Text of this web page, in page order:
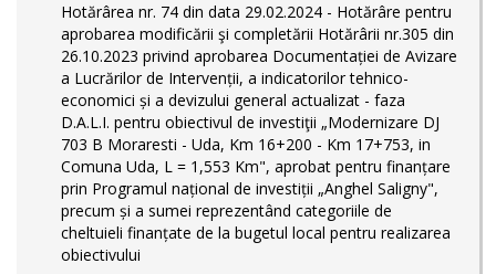
Hotărârea nr. 74 din data 29.02.2024 - Hotărâre pentru
aprobarea modificării şi completării Hotărârii nr.305 din
26.10.2023 privind aprobarea Documentației de Avizare
a Lucrărilor de Intervenții, a indicatorilor tehnico-
economici și a devizului general actualizat - faza
D.A.L.I. pentru obiectivul de investiţii „Modernizare DJ
703 B Moraresti - Uda, Km 16+200 - Km 17+753, in
Comuna Uda, L = 1,553 Km", aprobat pentru finanțare
prin Programul național de investiții „Anghel Saligny",
precum și a sumei reprezentând categoriile de
cheltuieli finanțate de la bugetul local pentru realizarea
obiectivului